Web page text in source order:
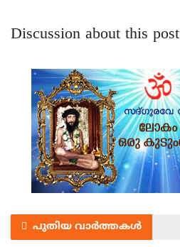
Discussion about this post
പുതിയ വാർത്തകൾ